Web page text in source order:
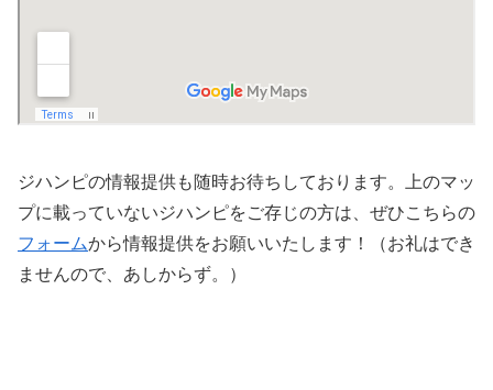
ジハンピの情報提供も随時お待ちしております。上のマッ
プに載っていないジハンピをご存じの方は、ぜひこちらの
フォームから情報提供をお願いいたします！（お礼はでき
ませんので、あしからず。）